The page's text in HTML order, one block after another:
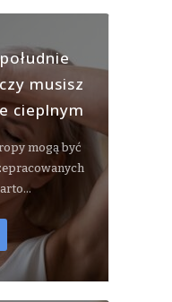
musisz
cieplnym
mogą być